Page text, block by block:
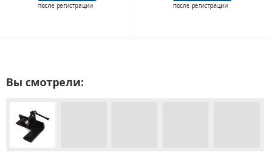
после регистрации после регистрации
Вы смотрели: